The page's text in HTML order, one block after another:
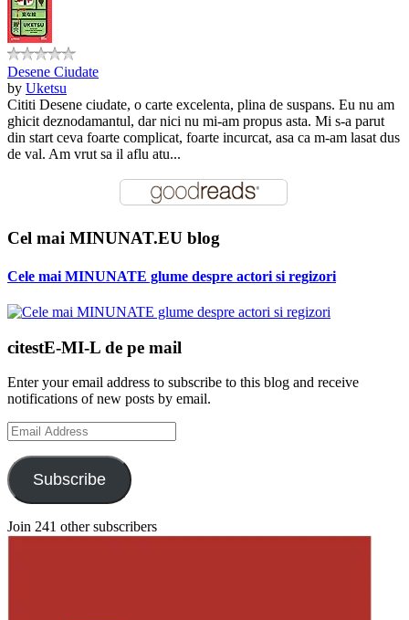
Desene Ciudate
by Uketsu
Cititi Desene ciudate, o carte excelenta, plina de suspans. Eu nu am
ghicit deznodamantul, dar nici nu mi-am propus asta. Mi s-a parut
din start ceva foarte complicat, foarte incurcat, asa ca m-am lasat dus
de val. Am vrut sa il aflu atu...
Cel mai MINUNAT.EU blog
Cele mai MINUNATE glume despre actori si regizori
citestE-MI-L de pe mail
Enter your email address to subscribe to this blog and receive
notifications of new posts by email.
Email
Address
Subscribe
Join 241 other subscribers